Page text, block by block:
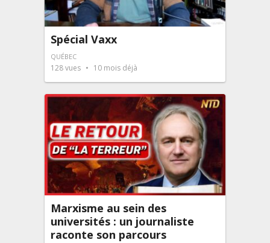
Spécial Vaxx
QUÉBEC
128vues 10 mois déjà
Marxisme au sein des
universités : un journaliste
raconte son parcours